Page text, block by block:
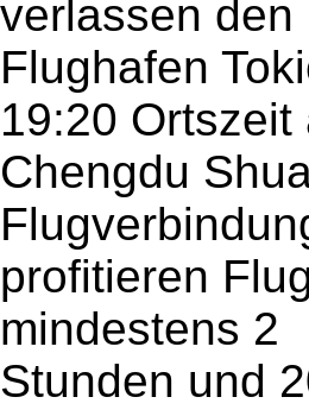
verlassen den
Flughafen
19:20 Ortszeit
Chengdu
profitieren
mindestens 2
Stunden und